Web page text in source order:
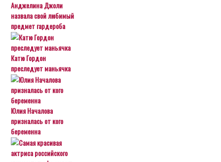
Анджелина Джоли
назвала свой любимый
предмет гардероба
Катю Гордон
преследует маньячка
Юлия Началова
призналась от кого
беременна